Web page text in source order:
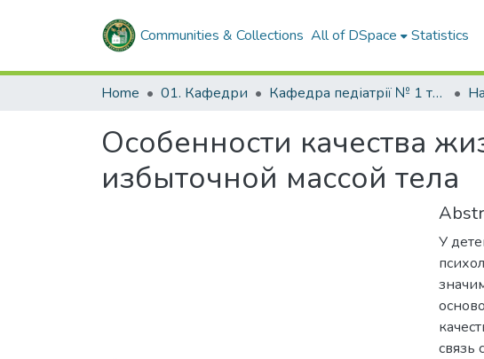
Communities & Collections All of DSpace Statistics
Home 01. Кафедри Кафедра педіатрії № 1 та неонатології
Особенности качества
избыточной массой тела
У
связь